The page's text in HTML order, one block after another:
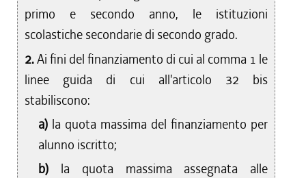
primo e secondo anno, le istituzioni
scolastiche secondarie di secondo grado.
2.Ai fini del finanziamento di cui al comma 1 le
linee guida di cui all'articolo 32 bis
stabiliscono:
a) la quota massima del finanziamento per
alunno iscritto;
b) la quota massima assegnata alle